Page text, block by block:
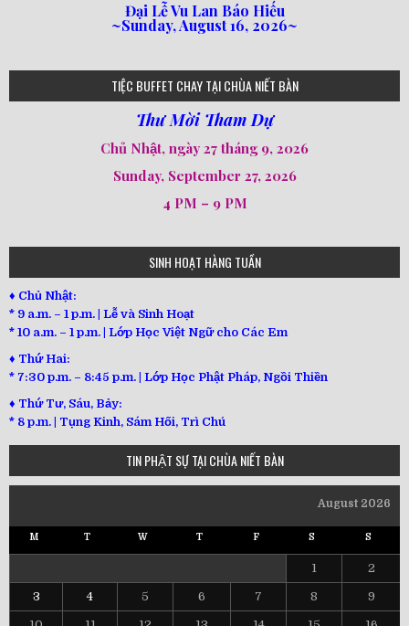
80
78
77
82
92
93
94
95
98
641
182
101
loipha2
loipha4
loipha1
loipha5
loipha7
loipha8
loipha10
loipha9
loi-phat-day
loipha15
loipha13
Đại Lễ Vu Lan Báo Hiếu
~Sunday, August 16, 2026~
TIỆC BUFFET CHAY TẠI CHÙA NIẾT BÀN
Thư Mời Tham Dự
Chủ Nhật, ngày 27 tháng 9, 2026
Sunday, September 27, 2026
4 PM – 9 PM
SINH HOẠT HÀNG TUẦN
♦ Chủ Nhật:
* 9 a.m. – 1 p.m. | Lễ và Sinh Hoạt
* 10 a.m. – 1 p.m. | Lớp Học Việt Ngữ cho Các Em
♦ Thứ Hai:
* 7:30 p.m. – 8:45 p.m. | Lớp Học Phật Pháp, Ngồi Thiền
♦ Thứ Tư, Sáu, Bảy:
* 8 p.m. | Tụng Kinh, Sám Hối, Trì Chú
TIN PHẬT SỰ TẠI CHÙA NIẾT BÀN
August 2026
M T W T F S S
1 2
3 4 5 6 7 8 9